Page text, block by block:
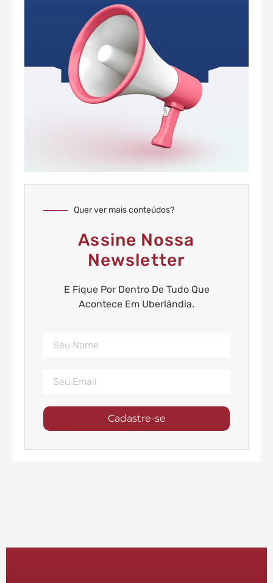
Quer ver mais conteúdos?
Assine Nossa
Newsletter
E Fique Por Dentro De Tudo Que
Acontece Em Uberlândia.
Cadastre-se